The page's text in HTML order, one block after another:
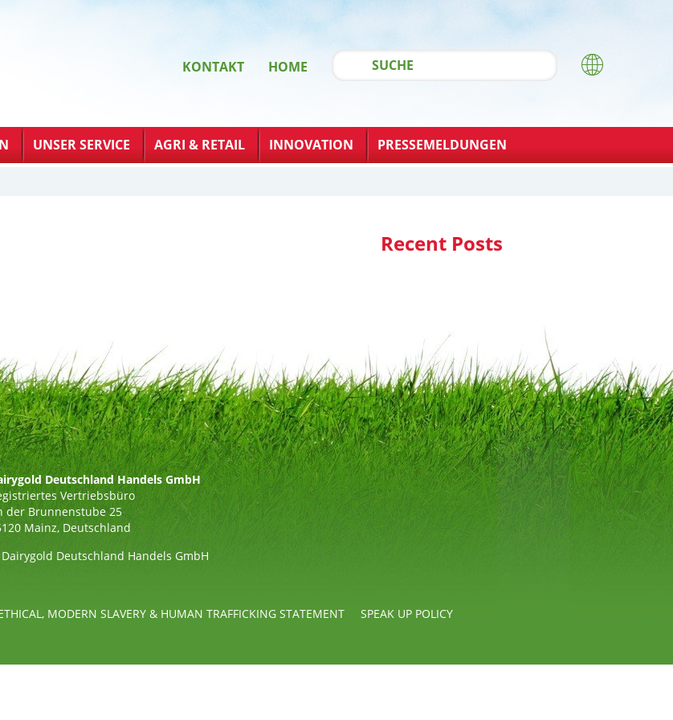
HOME
KONTAKT
UNSER SERVICE AGRI & RETAIL INNOVATION PRESSEMELDUNGEN
Recent Posts
Deutschland Handels GmbH
Vertriebsbüro
der Brunnenstube 25
Mainz, Deutschland
Deutschland Handels GmbH
MODERN SLAVERY & HUMAN TRAFFICKING STATEMENT SPEAK UP POLICY